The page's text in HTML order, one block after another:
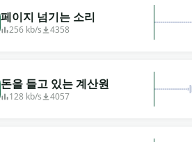
페이지 넘기는 소리
256 kb/s 4358
돈을 들고 있는 계산원
128 kb/s 4057